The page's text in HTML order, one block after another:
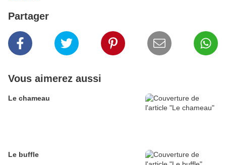
Partager
Vous aimerez aussi
Le chameau
Le buffle